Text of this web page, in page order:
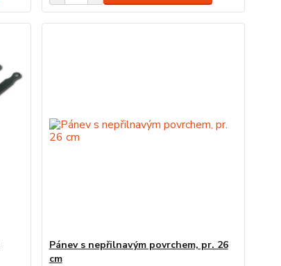
Pánev s nepřilnavým povrchem, pr. 26
cm